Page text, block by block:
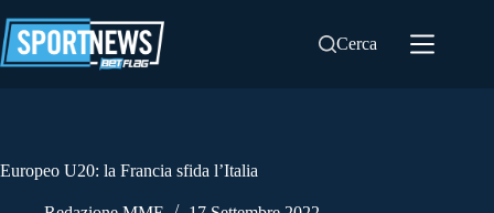
al
contenuto
Cerca
Europeo U20: la Francia sfida l’Italia